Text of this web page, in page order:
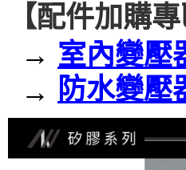
任。
４．使用「AFTEE先享後付」時，將
時審查核予不同之上限額度；若仍有
請求用戶進行身份認證。
５．嚴禁一人註冊多個帳號或使用他
恩沛科技股份有限公司將有權停止該
【配件加購專
→ 室內變壓
→ 防水變壓